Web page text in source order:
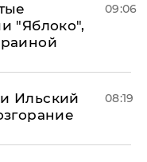
"Яблоко",
09:06
Ильский
08:19